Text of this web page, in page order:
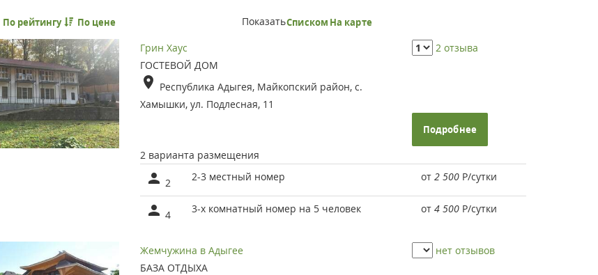
По рейтингу По цене ПоказатьСписком На карте
Грин Хаус
ГОСТЕВОЙ ДОМ
Республика Адыгея, Майкопский район, с.
Хамышки, ул. Подлесная, 11
2 отзыва
Подробнее
2 варианта размещения
2 2-3 местный номер от 2 500 Р/сутки
4 3-х комнатный номер на 5 человек от 4 500 Р/сутки
Жемчужина в Адыгее
БАЗА ОТДЫХА
нет отзывов